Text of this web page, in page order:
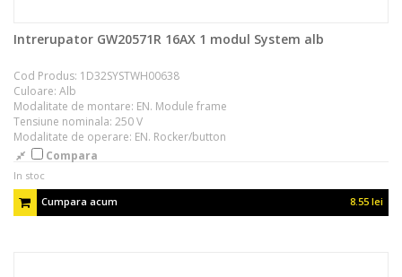
Intrerupator GW20571R 16AX 1 modul System alb
Cod Produs: 1D32SYSTWH00638
Culoare: Alb
Modalitate de montare: EN. Module frame
Tensiune nominala: 250 V
Modalitate de operare: EN. Rocker/button
Compara
In stoc
Cumpara acum
8.55 lei